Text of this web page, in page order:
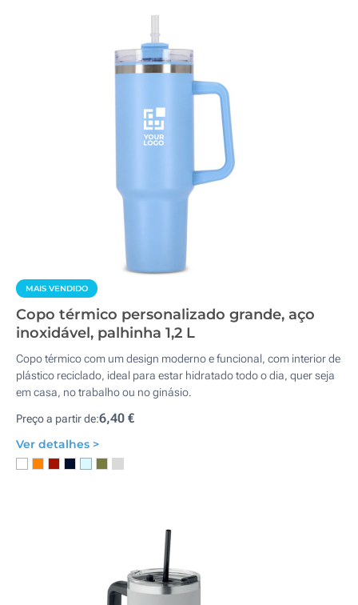
MAIS VENDIDO
Copo térmico personalizado grande, aço
inoxidável, palhinha 1,2 L
Copo térmico com um design moderno e funcional, com interior de
plástico reciclado, ideal para estar hidratado todo o dia, quer seja
em casa, no trabalho ou no ginásio.
Preço a partir de:6,40 €
Ver detalhes >